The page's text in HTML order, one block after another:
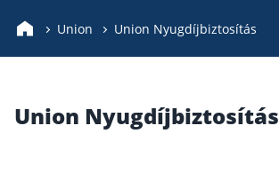
Signal Biztosító
Union Biztosító
Vienna Life Biztosító
Union Union Nyugdíjbiztosítás
Union Nyugdíjbiztosítás